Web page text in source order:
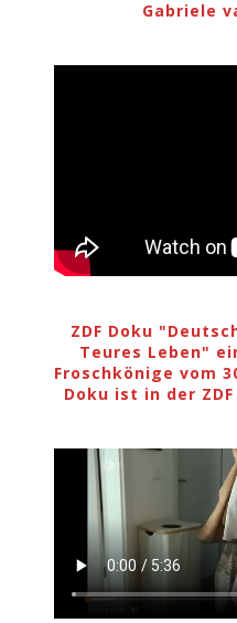
Gabriele
ZDF Doku
Teures Leben"
Froschkönige vom
Doku ist in der